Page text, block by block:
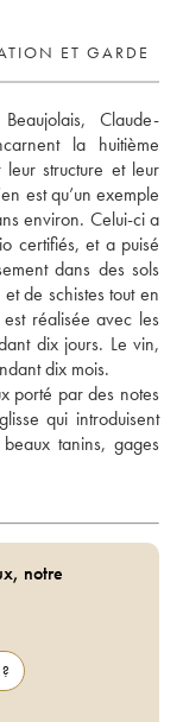
ET GARDE
Claude-
la huitième
structure et leur
est qu’un exemple
environ. Celui-ci a
certifiés, et a puisé
dans des sols
de schistes tout en
réalisée avec les
dix jours. Le vin,
dix mois.
porté par des notes
qui introduisent
tanins, gages
notre